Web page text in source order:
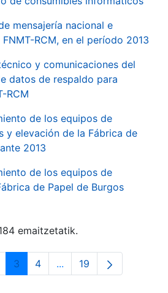
mensajería nacional e
RCM, en el período 2013
y comunicaciones del
datos de respaldo para
RCM
de los equipos de
y elevación de la Fábrica de
2013
de los equipos de
de Papel de Burgos
emaitzetatik.
Orrialdea
3 Orrialdea
4 ...Intermediate Pages
Orrialdea
19